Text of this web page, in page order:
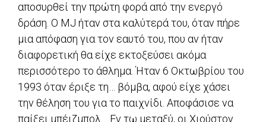
αποσυρθεί την πρώτη φορά από την ενεργό
δράση. Ο MJ ήταν στα καλύτερά του, όταν πήρε
μια απόφαση για τον εαυτό του, που αν ήταν
διαφορετική θα είχε εκτοξεύσει ακόμα
περισσότερο το άθλημα. Ήταν 6 Οκτωβρίου του
1993 όταν έριξε τη… βόμβα, αφού είχε χάσει
την θέληση του για το παιχνίδι. Αποφάσισε να
παίξει μπέιζμπολ… Εν τω μεταξύ, οι Χιούστον